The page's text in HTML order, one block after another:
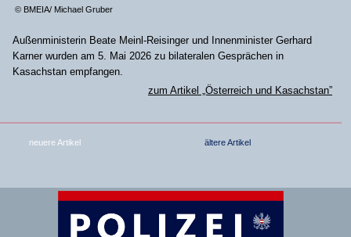
© BMEIA/ Michael Gruber
Außenministerin Beate Meinl-Reisinger und Innenminister Gerhard
Karner wurden am 5. Mai 2026 zu bilateralen Gesprächen in
Kasachstan empfangen.
zum Artikel „Österreich und Kasachstan”
neuere Artikel ältere Artikel